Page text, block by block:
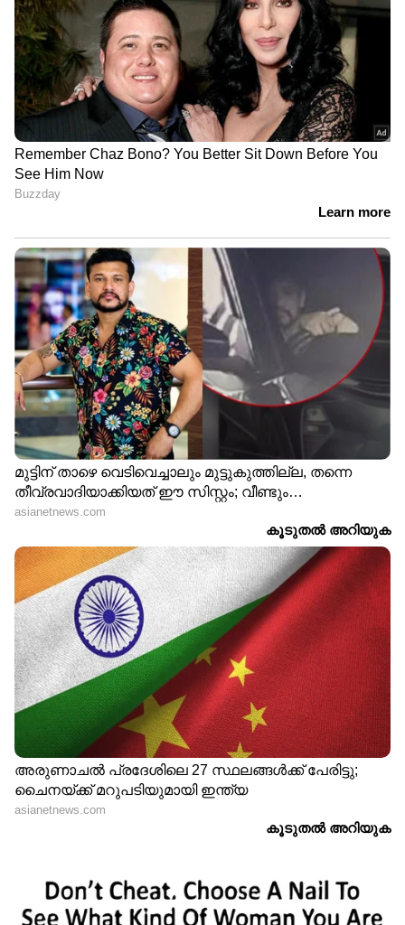
ഇ-സ്‍കൂട്ടർ
ബെംഗളൂരു ആസ്ഥാനമായുള്ള ഇലക്ട്രിക്
വാഹന നിർമ്മാതാവ് ഇന്ത്യൻ വിപണിക്കായി
ഒരു പുതിയ കുടുംബാധിഷ്ഠിത ഇലക്ട്രിക്
സ്കൂട്ടറിൽ പ്രവർത്തിക്കുന്നു. മിനിമലിസ്റ്റിക്
ഡിസൈൻ ഭാഷ എടുത്തുകാണിച്ചുകൊണ്ട്
ബ്രാൻഡ് സമർപ്പിച്ച സമീപകാല ഡിസൈൻ
പേറ്റന്റിലൂടെയാണ് ഈ വികസനം
വെളിച്ചത്തുവന്നത്.പേറ്റന്‍റ് ചിത്രങ്ങളിൽ ഒരു
നീണ്ട ഫ്ലാറ്റ് സീറ്റ്, ഒരു എൽഇഡി ഹെഡ്‌ലാമ്പ്,
കട്ടിയുള്ള സൈഡ് ബോഡി പാനലുകൾ, ഒരു
ഫ്ലാറ്റ് ഫ്ലോർബോർഡ് എന്നിവ നമുക്ക് കാണാൻ
കഴിയും. സാങ്കേതിക വിശദാംശങ്ങൾ നിലവിൽ
വിരളമാണെങ്കിലും, വരാനിരിക്കുന്ന ഇ-സ്കൂട്ടർ
കമ്പനിയുടെ നിലവിലെ സ്‌പോർട്ടി
മോഡലുകളിൽ നിന്ന് വളരെ
അകലെയായിരിക്കും. സിമ്പിൾ എനർജിയുടെ
കുടുംബാധിഷ്ഠിത ഇലക്ട്രിക് സ്‍കൂട്ടർ അടുത്ത
വർഷം എപ്പോഴെങ്കിലും പുറത്തിറങ്ങുമെന്ന്
പ്രതീക്ഷിക്കുന്നു.